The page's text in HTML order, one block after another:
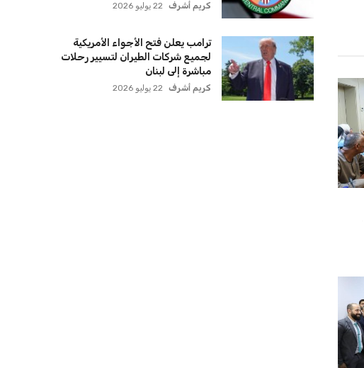
كريم أشرف 22 يوليو 2026
ترامب يعلن فتح الأجواء الأمريكية
لجميع شركات الطيران لتسيير رحلات
مباشرة إلى لبنان
كريم أشرف 22 يوليو 2026